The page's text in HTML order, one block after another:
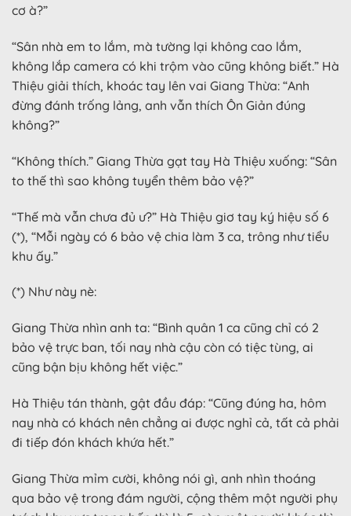
cơ à?”
“Sân nhà em to lắm, mà tường lại không cao lắm,
không lắp camera có khi trộm vào cũng không biết.” Hà
Thiệu giải thích, khoác tay lên vai Giang Thừa: “Anh
đừng đánh trống lảng, anh vẫn thích Ôn Giản đúng
không?”
“Không thích.” Giang Thừa gạt tay Hà Thiệu xuống: “Sân
to thế thì sao không tuyển thêm bảo vệ?”
“Thế mà vẫn chưa đủ ư?” Hà Thiệu giơ tay ký hiệu số 6
(*), “Mỗi ngày có 6 bảo vệ chia làm 3 ca, trông như tiểu
khu ấy.”
(*) Như này nè:
Giang Thừa nhìn anh ta: “Bình quân 1 ca cũng chỉ có 2
bảo vệ trực ban, tối nay nhà cậu còn có tiệc tùng, ai
cũng bận bịu không hết việc.”
Hà Thiệu tán thành, gật đầu đáp: “Cũng đúng ha, hôm
nay nhà có khách nên chẳng ai được nghỉ cả, tất cả phải
đi tiếp đón khách khứa hết.”
Giang Thừa mỉm cười, không nói gì, anh nhìn thoáng
qua bảo vệ trong đám người, cộng thêm một người phụ